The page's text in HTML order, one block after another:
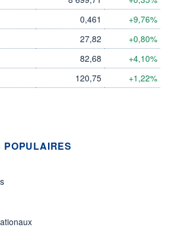
+ LISTE
0,461 +9,76%
27,82 +0,80%
82,68 +4,10%
120,75 +1,22%
POPULAIRES